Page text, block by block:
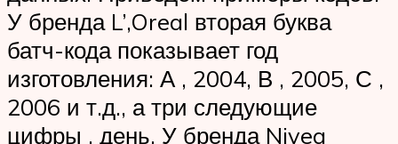
У бренда L’,Oreal вторая буква
батч-кода показывает год
изготовления: А , 2004, В , 2005, С ,
2006 и т.д., а три следующие
цифры , день. У бренда Nivea